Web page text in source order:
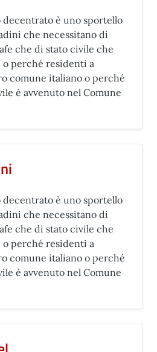
è uno sportello
che necessitano di
che di stato civile che
perché residenti a
comune italiano o perché
è avvenuto nel Comune
è uno sportello
che necessitano di
che di stato civile che
perché residenti a
comune italiano o perché
è avvenuto nel Comune